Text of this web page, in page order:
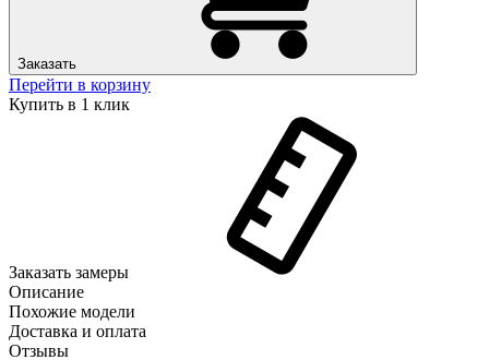
Заказать
Перейти в корзину
Купить в 1 клик
Заказать замеры
Описание
Похожие модели
Доставка и оплата
Отзывы